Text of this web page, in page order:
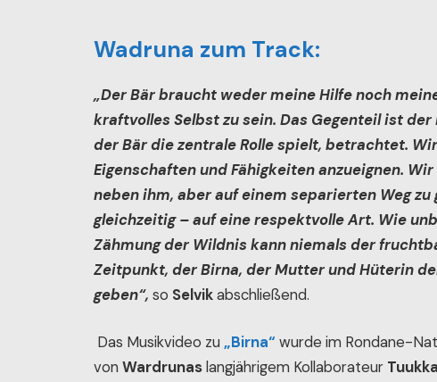
Wadruna zum Track:
„Der Bär braucht weder meine Hilfe noch
kraftvolles Selbst zu sein. Das Gegenteil ist
der Bär die zentrale Rolle spielt, betrachtet.
Eigenschaften und Fähigkeiten anzueignen.
neben ihm, aber auf einem separierten Weg
gleichzeitig – auf eine respektvolle Art. Wie
Zähmung der Wildnis kann niemals der
Zeitpunkt, der Birna, der Mutter und Hüterin
geben“,so Selvikabschließend.
Das Musikvideo zu„Birna“ wurde im Rondane-
vonWardrunaslangjährigem Kollaborateur